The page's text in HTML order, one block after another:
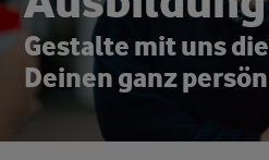
Gestalte mitunsdie
Deinen ganzpersön